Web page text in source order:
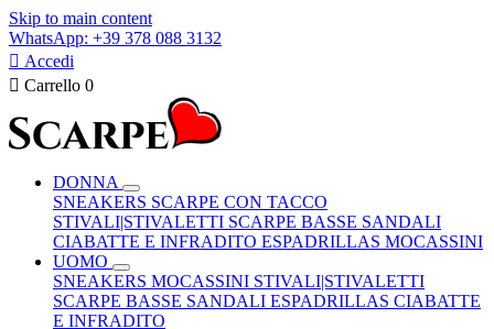
Skip to main content
WhatsApp: +39 378 088 3132
 Accedi
 Carrello 0
DONNA
SNEAKERS SCARPE CON TACCO
STIVALI|STIVALETTI SCARPE BASSE SANDALI
CIABATTE E INFRADITO ESPADRILLAS MOCASSINI
UOMO
SNEAKERS MOCASSINI STIVALI|STIVALETTI
SCARPE BASSE SANDALI ESPADRILLAS CIABATTE
E INFRADITO